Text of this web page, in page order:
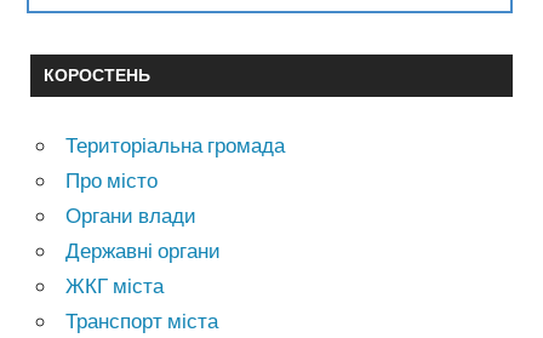
КОРОСТЕНЬ
Територіальна громада
Про місто
Органи влади
Державні органи
ЖКГ міста
Транспорт міста